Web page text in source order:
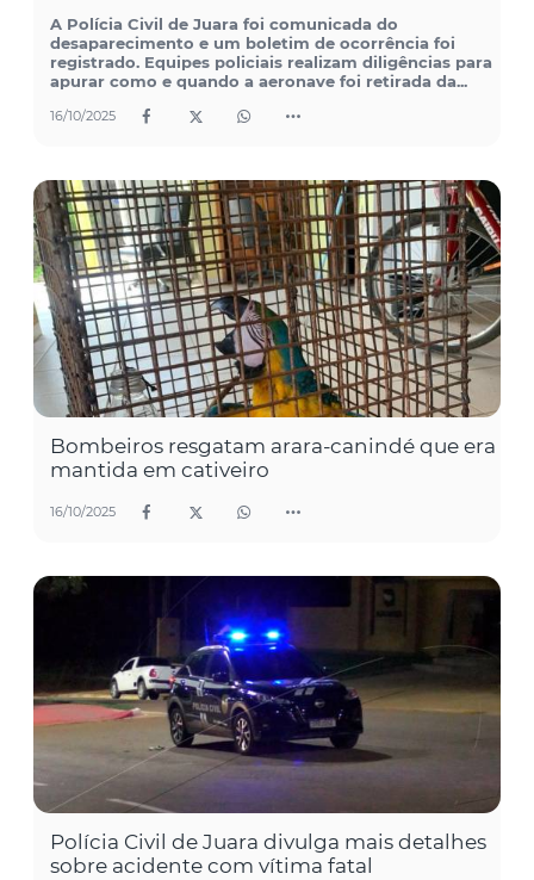
A Polícia Civil de Juara foi comunicada do
desaparecimento e um boletim de ocorrência foi
registrado. Equipes policiais realizam diligências para
apurar como e quando a aeronave foi retirada da...
16/10/2025
Bombeiros resgatam arara-canindé que era
mantida em cativeiro
16/10/2025
Polícia Civil de Juara divulga mais detalhes
sobre acidente com vítima fatal